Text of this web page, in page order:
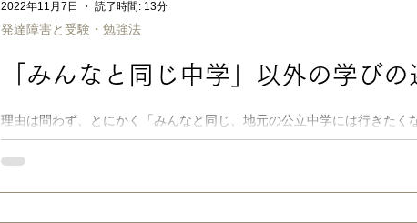
なシャープペンシル。 中学受験勉強時から、シャーペンを使い始めた長
ャーペンだと、すぐにノック部分や、栓のミニ消しゴムをなくしてしま
た…）。 でも、このシャーペンに出会ってからは買い直しが劇的に減り
材の三角太軸なので、本人も「持ちやすくて、すごく書きやすい」との
「みんなと同じ中学」以外の学びの
理由は問わず、とにかく「みんなと同じ、地元の公立中学には行きたく
ために、以前私が収集した学びの選択肢の情報のまとめです。 うちで
り、公立小学校卒業後の進路を親子で考え始めました。 ところが当時、
ちの地域の場合は… 「学区の公立中学の通常学級では、様々な面でハー
発達障害と受験・勉強法
2022年11月7日 読了時間: 13分